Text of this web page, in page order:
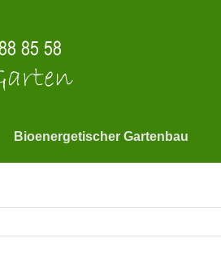
Bioenergetischer Gartenbau